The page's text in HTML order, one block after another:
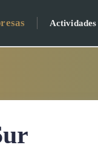
Actividades